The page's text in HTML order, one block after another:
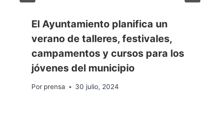
El Ayuntamiento planifica un
verano de talleres, festivales,
campamentos y cursos para los
jóvenes del municipio
Por prensa 30 julio, 2024